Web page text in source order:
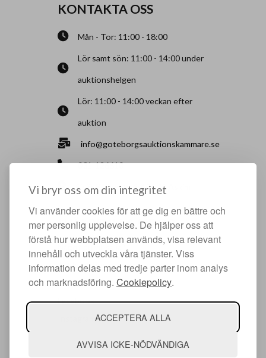
Vi bryr oss om din integritet
Vi använder cookies för att ge dig en bättre och
mer personlig upplevelse. De hjälper oss att
förstå hur webbplatsen används, visa relevant
innehåll och utveckla våra tjänster. Viss
information delas med tredje parter inom analys
och marknadsföring. Cookiepolicy.
ACCEPTERA ALLA
AVVISA ICKE-NÖDVÄNDIGA
KONTAKTA OSS
Mån - Tor: 11:00 - 18:00
Lör samt sön: 11:00 - 14:00 under
auktionshelgen
Lör: 11:00 - 14:00 veckan efter
auktion
info@goteborgsauktionskammare.se
031-126610
Sisjö Kullegata 6, 436 32 Askim
HJÄLPFULLA SIDOR
Något du vill sälja?
Att köpa hos oss
Om oss
Facebook
Instagram